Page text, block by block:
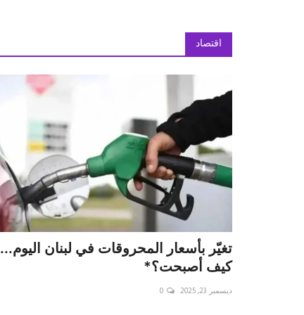
اقتصاد
تغيّر بأسعار المحروقات في لبنان اليوم...
كيف أصبحت؟*
ديسمبر 23, 2025 0